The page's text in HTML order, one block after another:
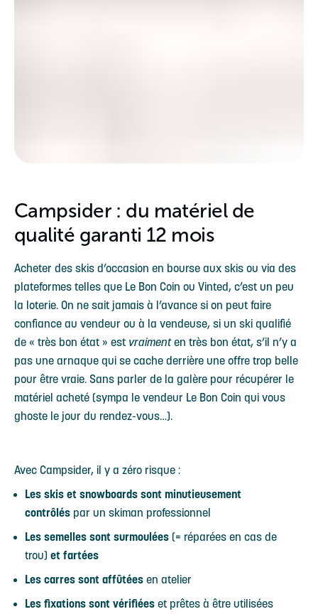
Campsider : du matériel de
qualité garanti 12 mois
Acheter des skis d’occasion en bourse aux skis ou via des
plateformes telles que Le Bon Coin ou Vinted, c’est un peu
la loterie. On ne sait jamais à l’avance si on peut faire
confiance au vendeur ou à la vendeuse, si un ski qualifié
de « très bon état » est vraimenten très bon état, s’il n’y a
pas une arnaque qui se cache derrière une offre trop belle
pour être vraie. Sans parler de la galère pour récupérer le
matériel acheté (sympa le vendeur Le Bon Coin qui vous
ghoste le jour du rendez-vous…).
Avec Campsider, il y a zéro risque :
Les skis et snowboards sont minutieusement
contrôlés par un skiman professionnel
Les semelles sont surmoulées (= réparées en cas de
trou) et fartées
Les carres sont affûtées en atelier
Les fixations sont vérifiées et prêtes à être utilisées